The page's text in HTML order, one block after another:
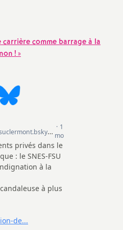
E
i
g
n
carrière comme barrage à la
!»